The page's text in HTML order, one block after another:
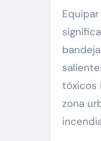
tóxicos
zona